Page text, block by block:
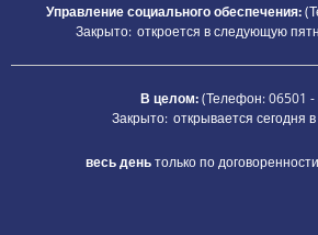
Управление социального обеспечения:
Нажмите, чтобы скрыть
Закрыто: откроется в следующую
В целом:(Телефон:06501 -
Нажмите, чтобы скрыть
Закрыто: открывается сегодня
весь деньтолько по